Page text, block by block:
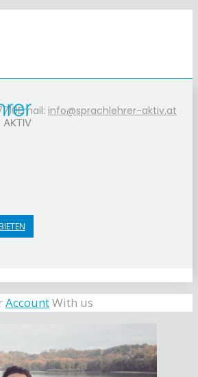
Email: info@sprachlehrer-aktiv.at
AccountWith us